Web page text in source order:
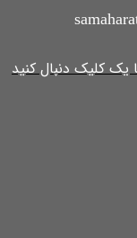
یک کلیک دنبال کنید